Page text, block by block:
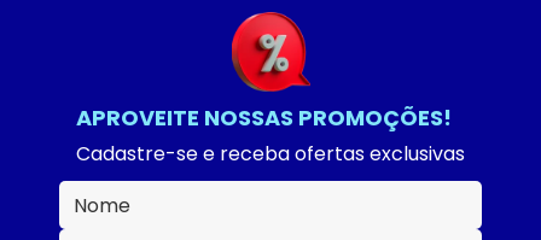
APROVEITE NOSSAS PROMOÇÕES!
Cadastre-se e receba ofertas exclusivas